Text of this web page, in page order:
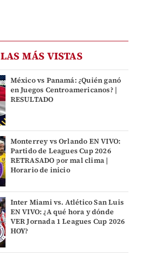
LAS MÁS VISTAS
México vs Panamá: ¿Quién ganó
en Juegos Centroamericanos? |
RESULTADO
Monterrey vs Orlando EN VIVO:
Partido de Leagues Cup 2026
RETRASADO por mal clima |
Horario de inicio
Inter Miami vs. Atlético San Luis
EN VIVO: ¿A qué hora y dónde
VER Jornada 1 Leagues Cup 2026
HOY?